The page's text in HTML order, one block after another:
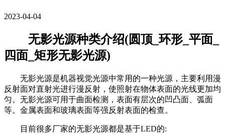
2023-04-04
无影光源种类介绍(圆顶_环形_平面_
四面_矩形无影光源)
无影光源是机器视觉光源中常用的一种光源，主要利用漫
反射面对直射光进行漫反射，使照射在物体表面的光线更加均
匀。无影光源可用于曲面检测，表面有层次的凹凸面、弧面
等。金属表面和玻璃表面等强反射表面的检查。
目前很多厂家的无影光源都是基于LED的: